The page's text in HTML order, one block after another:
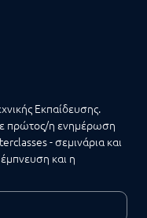
Εκπαίδευσης.
πρώτος/η ενημέρωση
- σεμινάρια και
και η